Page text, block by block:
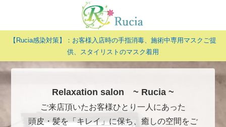
【Rucia感染対策】：お客様入店時の手指消毒、施術中専用マスクご提
供、スタイリストのマスク着用
Relaxation salon ~ Rucia ~
ご来店頂いたお客様ひとり一人にあった
頭皮・髪を「キレイ」に保ち、癒しの空間をご